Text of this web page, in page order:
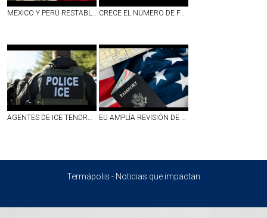
MÉXICO Y PERÚ RESTABLECEN RELACIONES DIPLOMÁTICAS CRECE EL NÚMERO DE FAMILIAS SEPARADAS POR ICE; 17 MIL DETENIDOS SON PADRES DE NIÑOS ESTADOUNIDENSES
AGENTES DE ICE TENDRÁN CÁMARAS CORPORALES PARA FINALES DE SEPTIEMBRE; PUBLICARÁN VIDEOS SOLO SI RESPONDEN A `INTERESES´ DE LA AGENCIA EU AMPLÍA REVISIÓN DE REDES SOCIALES PARA VISAS; INCLUYE A CIERTOS MEXICANOS Y PERIODISTAS EXTRANJEROS
Termápolis - Noticias que impactan